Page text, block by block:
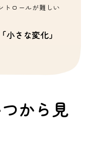
ロールが難しい
小さな変化」
から見